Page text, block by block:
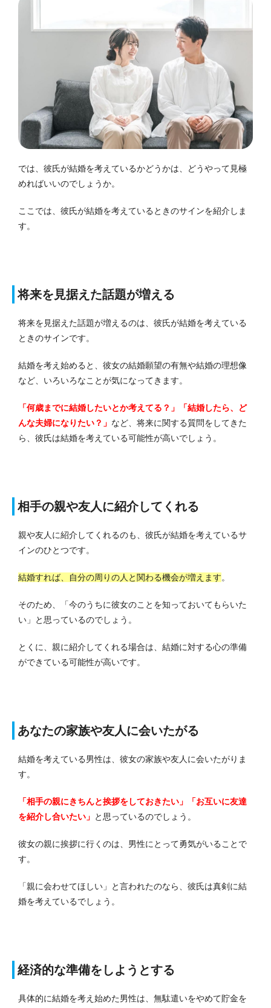
では、彼氏が結婚を考えているかどうかは、どうやって見極
めればいいのでしょうか。
ここでは、彼氏が結婚を考えているときのサインを紹介しま
す。
将来を見据えた話題が増える
将来を見据えた話題が増えるのは、彼氏が結婚を考えている
ときのサインです。
結婚を考え始めると、彼女の結婚願望の有無や結婚の理想像
など、いろいろなことが気になってきます。
「何歳までに結婚したいとか考えてる？」「結婚したら、ど
んな夫婦になりたい？」 など、将来に関する質問をしてきた
ら、彼氏は結婚を考えている可能性が高いでしょう。
相手の親や友人に紹介してくれる
親や友人に紹介してくれるのも、彼氏が結婚を考えているサ
インのひとつです。
結婚すれば、自分の周りの人と関わる機会が増えます。
そのため、「今のうちに彼女のことを知っておいてもらいた
い」と思っているのでしょう。
とくに、親に紹介してくれる場合は、結婚に対する心の準備
ができている可能性が高いです。
あなたの家族や友人に会いたがる
結婚を考えている男性は、彼女の家族や友人に会いたがりま
す。
「相手の親にきちんと挨拶をしておきたい」「お互いに友達
を紹介し合いたい」 と思っているのでしょう。
彼女の親に挨拶に行くのは、男性にとって勇気がいることで
す。
「親に会わせてほしい」と言われたのなら、彼氏は真剣に結
婚を考えているでしょう。
経済的な準備をしようとする
具体的に結婚を考え始めた男性は、無駄遣いをやめて貯金を